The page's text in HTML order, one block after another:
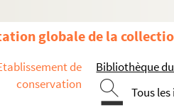
globale de la
de
conservation
Bibliothèque
Tous
Boas, E. & Cie
Boisdron, E.
Borgeaud, Georges